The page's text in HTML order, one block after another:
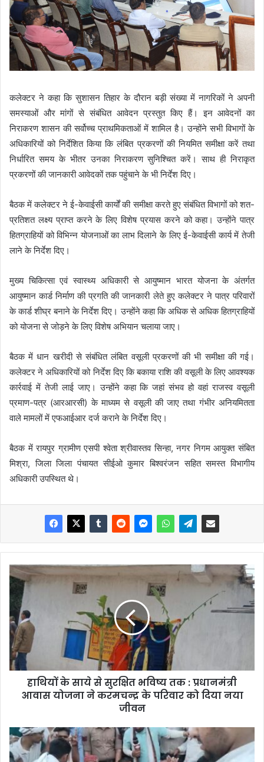
कलेक्टर ने कहा कि सुशासन तिहार के दौरान बड़ी संख्या में नागरिकों ने अपनी
समस्याओं और मांगों से संबंधित आवेदन प्रस्तुत किए हैं। इन आवेदनों का
निराकरण शासन की सर्वोच्च प्राथमिकताओं में शामिल है। उन्होंने सभी विभागों के
अधिकारियों को निर्देशित किया कि लंबित प्रकरणों की नियमित समीक्षा करें तथा
निर्धारित समय के भीतर उनका निराकरण सुनिश्चित करें। साथ ही निराकृत
प्रकरणों की जानकारी आवेदकों तक पहुंचाने के भी निर्देश दिए।
बैठक में कलेक्टर ने ई-केवाईसी कार्यों की समीक्षा करते हुए संबंधित विभागों को शत-
प्रतिशत लक्ष्य प्राप्त करने के लिए विशेष प्रयास करने को कहा। उन्होंने पात्र
हितग्राहियों को विभिन्न योजनाओं का लाभ दिलाने के लिए ई-केवाईसी कार्य में तेजी
लाने के निर्देश दिए।
मुख्य चिकित्सा एवं स्वास्थ्य अधिकारी से आयुष्मान भारत योजना के अंतर्गत
आयुष्मान कार्ड निर्माण की प्रगति की जानकारी लेते हुए कलेक्टर ने पात्र परिवारों
के कार्ड शीघ्र बनाने के निर्देश दिए। उन्होंने कहा कि अधिक से अधिक हितग्राहियों
को योजना से जोड़ने के लिए विशेष अभियान चलाया जाए।
बैठक में धान खरीदी से संबंधित लंबित वसूली प्रकरणों की भी समीक्षा की गई।
कलेक्टर ने अधिकारियों को निर्देश दिए कि बकाया राशि की वसूली के लिए आवश्यक
कार्रवाई में तेजी लाई जाए। उन्होंने कहा कि जहां संभव हो वहां राजस्व वसूली
प्रमाण-पत्र (आरआरसी) के माध्यम से वसूली की जाए तथा गंभीर अनियमितता
वाले मामलों में एफआईआर दर्ज कराने के निर्देश दिए।
बैठक में रायपुर ग्रामीण एसपी श्वेता श्रीवास्तव सिन्हा, नगर निगम आयुक्त संबित
मिश्रा, जिला जिला पंचायत सीईओ कुमार बिश्वरंजन सहित समस्त विभागीय
अधिकारी उपस्थित थे।
हाथियों के साये से सुरक्षित भविष्य तक : प्रधानमंत्री
आवास योजना ने करमचन्द्र के परिवार को दिया नया
जीवन